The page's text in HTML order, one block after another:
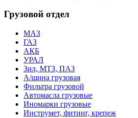
Грузовой отдел
МАЗ
ГАЗ
АКБ
УРАЛ
Зил, МТЗ, ПАЗ
А/шина грузовая
Фильтра грузовой
Автомасла грузовые
Иномарки грузовые
Инструмет, фитинг, крепеж